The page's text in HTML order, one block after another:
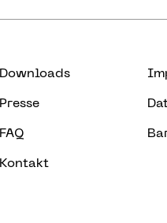
Downloads
Presse
FAQ
Kontakt